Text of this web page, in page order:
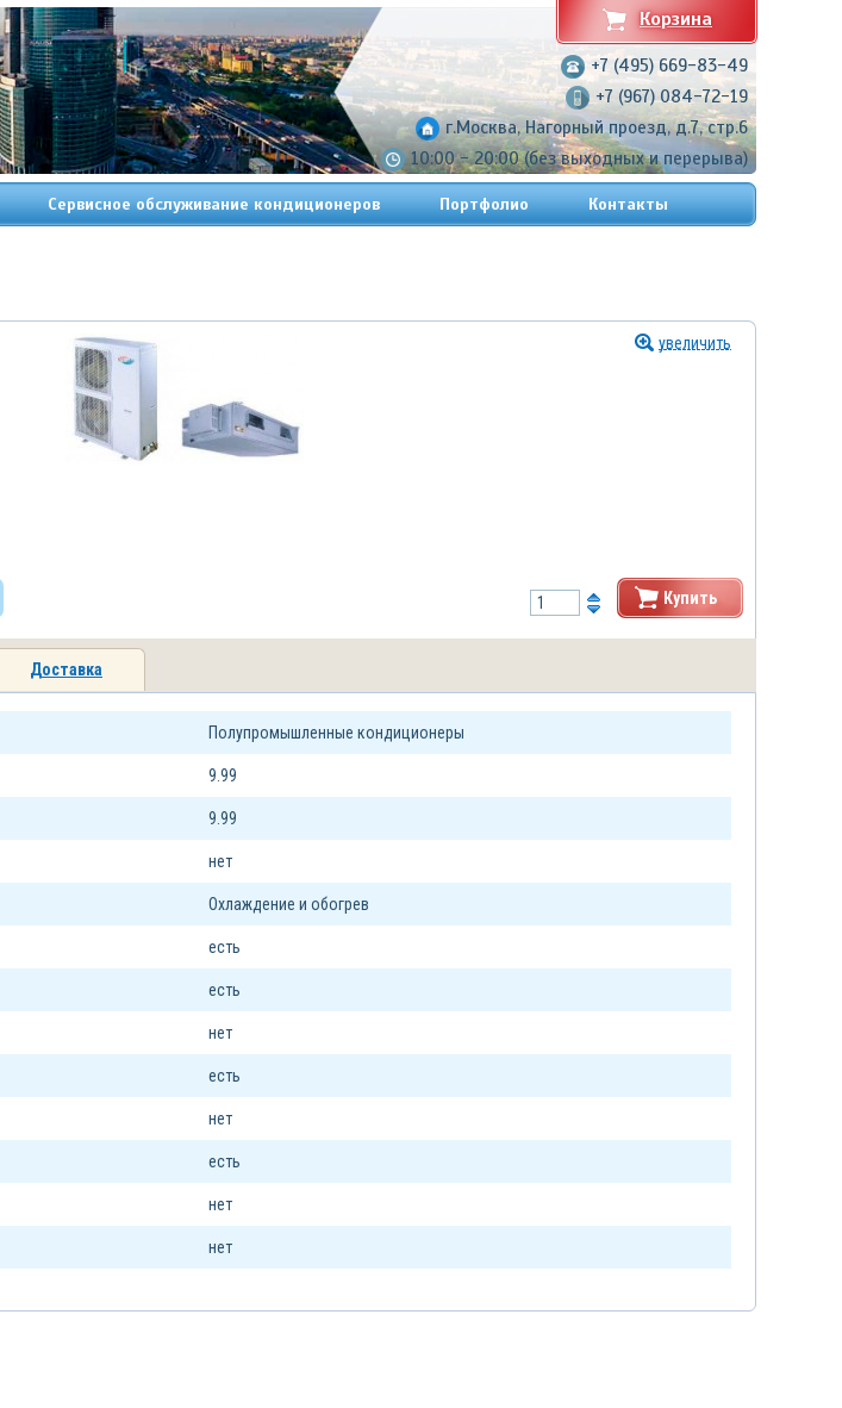
+7 (495) 669-83-49
+7 (967) 084-72-19
г.Москва, Нагорный проезд, д.7, стр.6
10:00 - 20:00 (без выходных и перерыва)
Корзина
Сервисное обслуживание кондиционеров Портфолио Контакты
увеличить
Купить
Доставка
Полупромышленные кондиционеры
9.99
9.99
нет
Охлаждение и обогрев
есть
есть
нет
есть
нет
есть
нет
нет